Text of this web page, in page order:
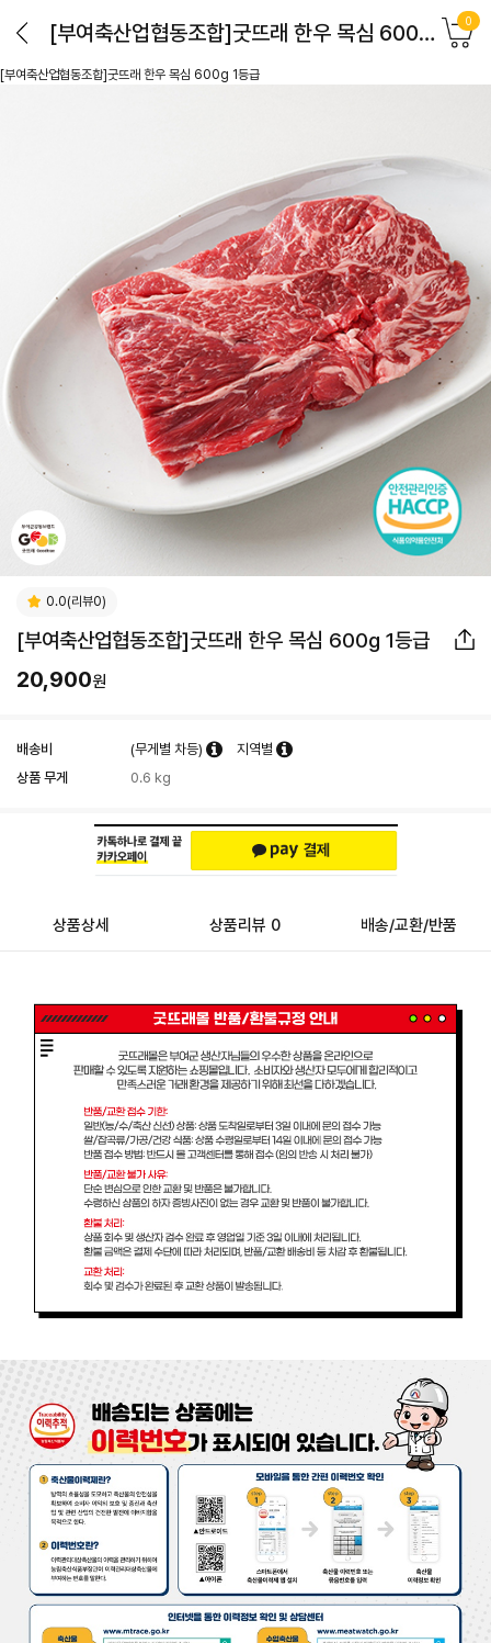
[부여축산업협동조합]굿뜨래 한우 목심 600g 1등급 0
[부여축산업협동조합]굿뜨래 한우 목심 600g 1등급
0.0(리뷰0)
[부여축산업협동조합]굿뜨래 한우 목심 600g 1등급
20,900원
배송비 (무게별 차등)
지역별
상품 무게
0.6 kg
상품상세 상품리뷰 0 배송/교환/반품